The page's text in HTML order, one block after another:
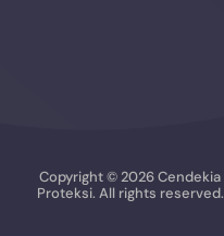
Copyright © 2026 Cendekia
Proteksi. All rights reserved.